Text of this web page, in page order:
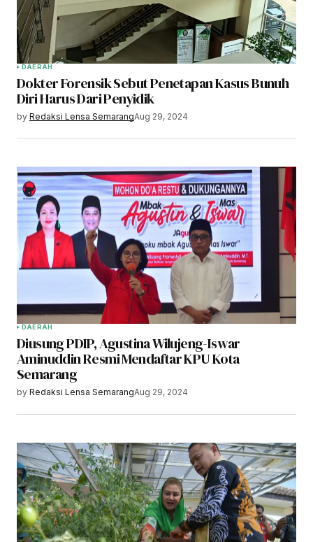
DAERAH
Dokter Forensik Sebut Penetapan Kasus Bunuh
Diri Harus Dari Penyidik
by Redaksi Lensa SemarangAug 29, 2024
DAERAH
Diusung PDIP, Agustina Wilujeng-Iswar
Aminuddin Resmi Mendaftar KPU Kota
Semarang
by Redaksi Lensa SemarangAug 29, 2024